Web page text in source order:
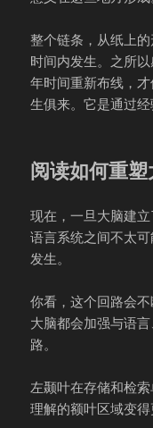
整个链条，从纸上
时间内发生。之所
年时间重新布线，
生俱来。它是通过经
阅读如何重塑
现在，一旦大脑建
语言系统之间不太
发生。
你看，这个回路会
大脑都会加强与语
路。
左颞叶在存储和检
理解的额叶区域变得